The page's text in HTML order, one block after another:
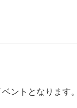
ントとなります。